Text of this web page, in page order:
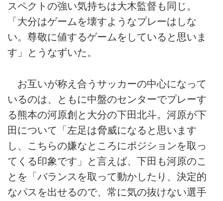
スペクトの強い気持ちは大木監督も同じ。
「大分はゲームを壊すようなプレーはしな
い。尊敬に値するゲームをしていると思いま
す」とうなずいた。
お互いが称え合うサッカーの中心になって
いるのは、ともに中盤のセンターでプレーす
る熊本の河原創と大分の下田北斗。河原が下
田について「左足は脅威になると思います
し、こちらの嫌なところにポジションを取っ
てくる印象です」と言えば、下田も河原のこ
とを「バランスを取って動かしたり、決定的
なパスを出せるので、常に気の抜けない選手